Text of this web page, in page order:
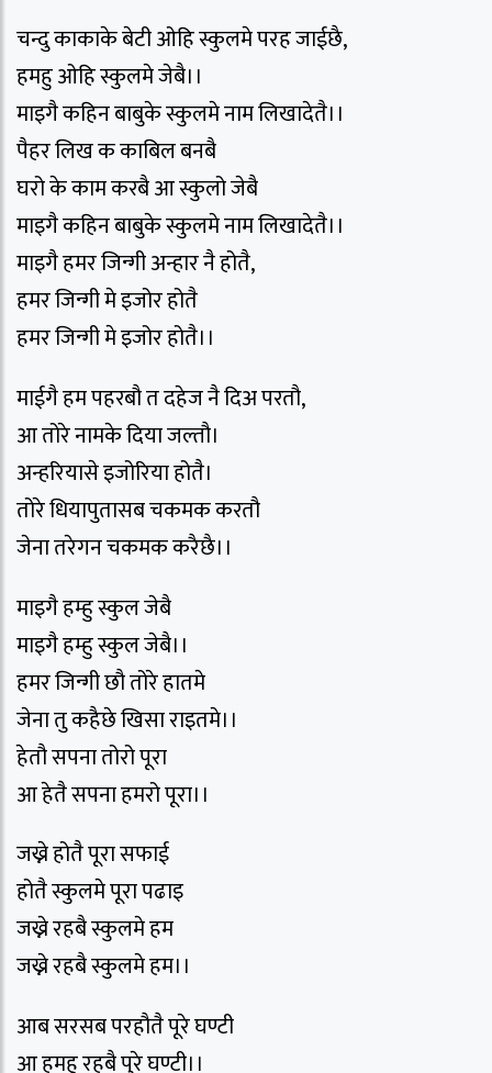
चन्दु काकाके बेटी ओहि स्कुलमे परह जाईछै,
हमहु ओहि स्कुलमे जेबै।।
माइगै कहिन बाबुके स्कुलमे नाम लिखादेतै।।
पैहर लिख क काबिल बनबै
घरो के काम करबै आ स्कुलो जेबै
माइगै कहिन बाबुके स्कुलमे नाम लिखादेतै।।
माइगै हमर जिन्गी अन्हार नै होतै,
हमर जिन्गी मे इजोर होतै
हमर जिन्गी मे इजोर होतै।।
माईगै हम पहरबौ त दहेज नै दिअ परतौ,
आ तोरे नामके दिया जल्तौ।
अन्हरियासे इजोरिया होतै।
तोरे धियापुतासब चकमक करतौ
जेना तरेगन चकमक करैछै।।
माइगै हम्हु स्कुल जेबै
माइगै हम्हु स्कुल जेबै।।
हमर जिन्गी छौ तोरे हातमे
जेना तु कहैछे खिसा राइतमे।।
हेतौ सपना तोरो पूरा
आ हेतै सपना हमरो पूरा।।
जख्ने होतै पूरा सफाई
होतै स्कुलमे पूरा पढाइ
जख्ने रहबै स्कुलमे हम
जख्ने रहबै स्कुलमे हम।।
आब सरसब परहौतै पूरे घण्टी
आ हमहु रहबै पुरे घण्टी।।